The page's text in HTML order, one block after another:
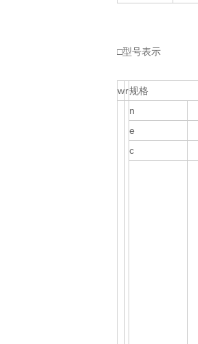
□型号表示
wr规格
n
e
c